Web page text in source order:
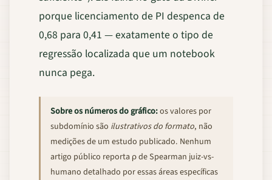
porque licenciamento de PI despenca de
0,68 para 0,41 — exatamente o tipo de
regressão localizada que um notebook
nunca pega.
Sobre os números do gráfico:os valores por
subdomínio são ilustrativos do formato, não
medições de um estudo publicado. Nenhum
artigo público reporta ρ de Spearman juiz-vs-
humano detalhado por essas áreas específicas